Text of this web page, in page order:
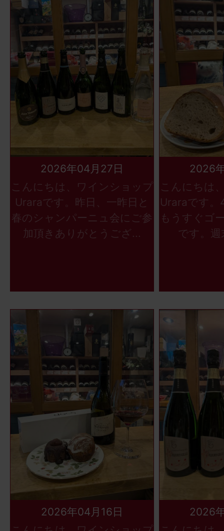
2026年04月27日
こんにちは、ワインショップ
Uraraです。昨日、一昨日と
春のシャンパーニュ会にご参
加頂きありがとうござ...
2026
こんにちは
Uraraです。
もうすぐゴ
です。
2026年04月16日
2026